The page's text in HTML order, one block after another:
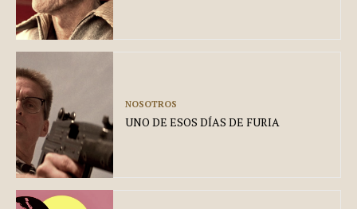
NOSOTROS
UNO DE ESOS DÍAS DE FURIA